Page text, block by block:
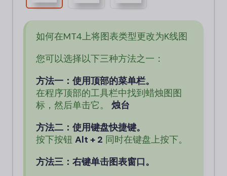
如何在MT4上将图表类型更改为K线图
您可以选择以下三种方法之一：
方法一：使用顶部的菜单栏。
在程序顶部的工具栏中找到蜡烛图图
标，然后单击它。 烛台
方法二：使用键盘快捷键。
按下按钮 Alt + 2 同时在键盘上按下。
方法三：右键单击图表窗口。